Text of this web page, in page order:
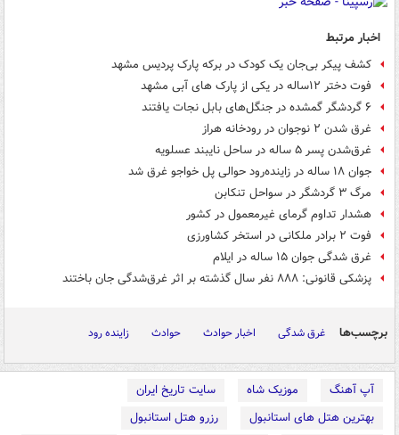
اخبار مرتبط
کشف پیکر بی‌جان یک کودک در برکه پارک پردیس مشهد
فوت دختر ۱۲ساله در یکی از پارک های آبی مشهد
۶ گردشگر گمشده در جنگل‌های بابل نجات یافتند
غرق شدن ۲ نوجوان در رودخانه هراز
غرق‌شدن پسر ۵ ساله در ساحل نایبند عسلویه
جوان ۱۸ ساله در زاینده‌رود حوالی پل خواجو غرق شد
مرگ ۳ گردشگر در سواحل تنکابن‌
هشدار تداوم گرمای غیرمعمول در کشور
فوت ۲ برادر ملکانی در استخر کشاورزی
غرق شدگی جوان ۱۵ ساله در ایلام
پزشکی قانونی: ۸۸۸ نفر سال گذشته بر اثر غرق‌شدگی جان باختند
برچسب‌ها غرق شدگی اخبار حوادث حوادث زاینده رود
آپ آهنگ موزیک شاه
سایت تاریخ ایران
بهترین هتل های استانبول
رزرو هتل استانبول